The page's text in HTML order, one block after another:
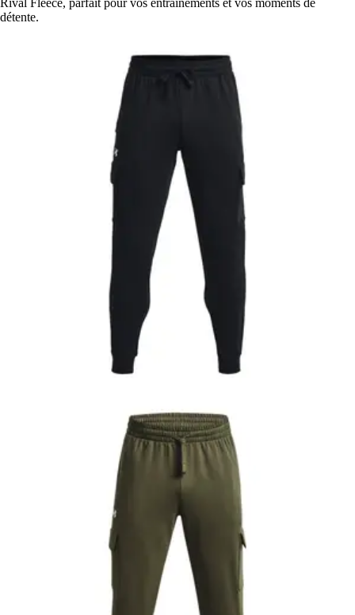
Rival Fleece, parfait pour vos entraînements et vos moments de
détente.